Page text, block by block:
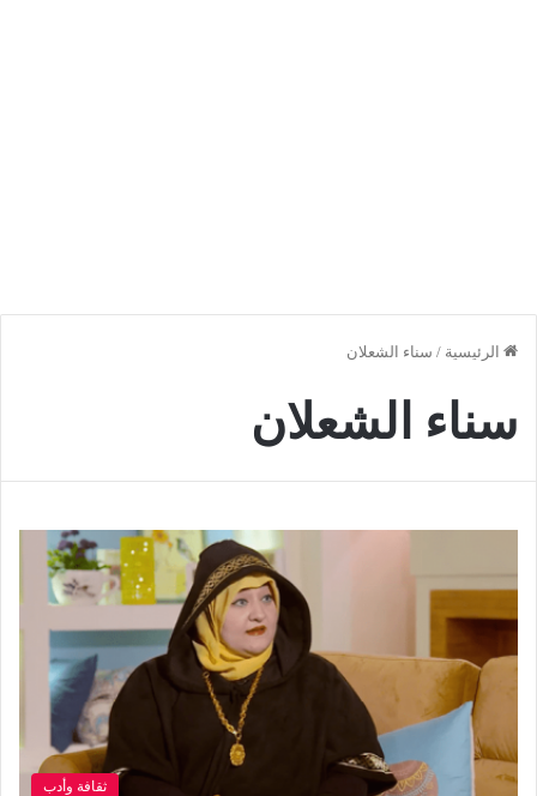
الرئيسية / سناء الشعلان
سناء الشعلان
ثقافة وأدب